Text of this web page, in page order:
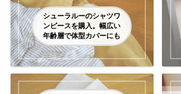
シューラルーのシャツワ
ンピースを購入。幅広い
年齢層で体型カバーにも